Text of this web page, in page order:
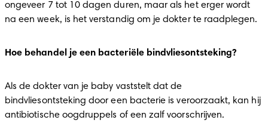
ongeveer 7 tot 10 dagen duren, maar als het erger wordt
na een week, is het verstandig om je dokter te raadplegen.
Hoe behandel je een bacteriële bindvliesontsteking?
Als de dokter van je baby vaststelt dat de
bindvliesontsteking door een bacterie is veroorzaakt, kan hij
antibiotische oogdruppels of een zalf voorschrijven.